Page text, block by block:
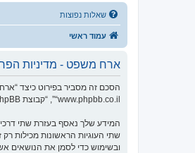
שאלות נפוצות
עמוד ראשי
ארח משפט - מדיניות
“www.phpbb.co.il”, “קבוצת phpBB”, “צוות phpBB הישראלי”) משתמשים בכל מידע אשר נאסף במשך כל חיבור בשימוש שלך (להלן “המידע שלך”).
ובשימוש כדי לסמן את הנושאים